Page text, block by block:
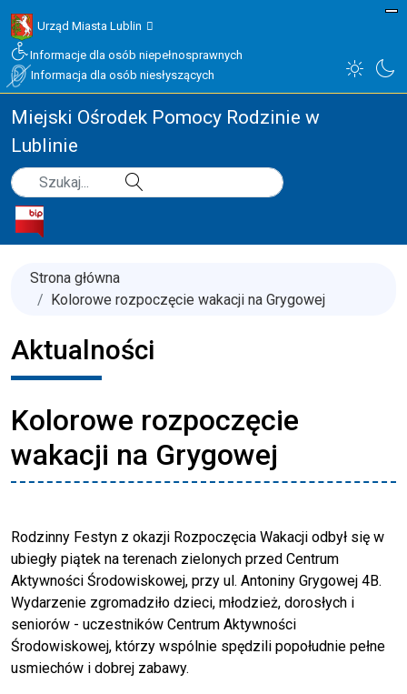
Urząd Miasta Lublin
Informacje dla osób niepełnosprawnych
Informacja dla osób niesłyszących
Miejski Ośrodek Pomocy Rodzinie w
Lublinie
Szukaj
Type 2 or more characters for results.
Strona główna
Kolorowe rozpoczęcie wakacji na Grygowej
Aktualności
Kolorowe rozpoczęcie
wakacji na Grygowej
Rodzinny Festyn z okazji Rozpoczęcia Wakacji odbył się w
ubiegły piątek na terenach zielonych przed Centrum
Aktywności Środowiskowej, przy ul. Antoniny Grygowej 4B.
Wydarzenie zgromadziło dzieci, młodzież, dorosłych i
seniorów - uczestników Centrum Aktywności
Środowiskowej, którzy wspólnie spędzili popołudnie pełne
usmiechów i dobrej zabawy.